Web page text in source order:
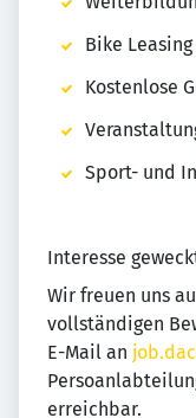
Bike Leasing
Kostenlose
Sport- und
Interesse
Wir freuen uns
vollständigen
E-Mail an
erreichbar.